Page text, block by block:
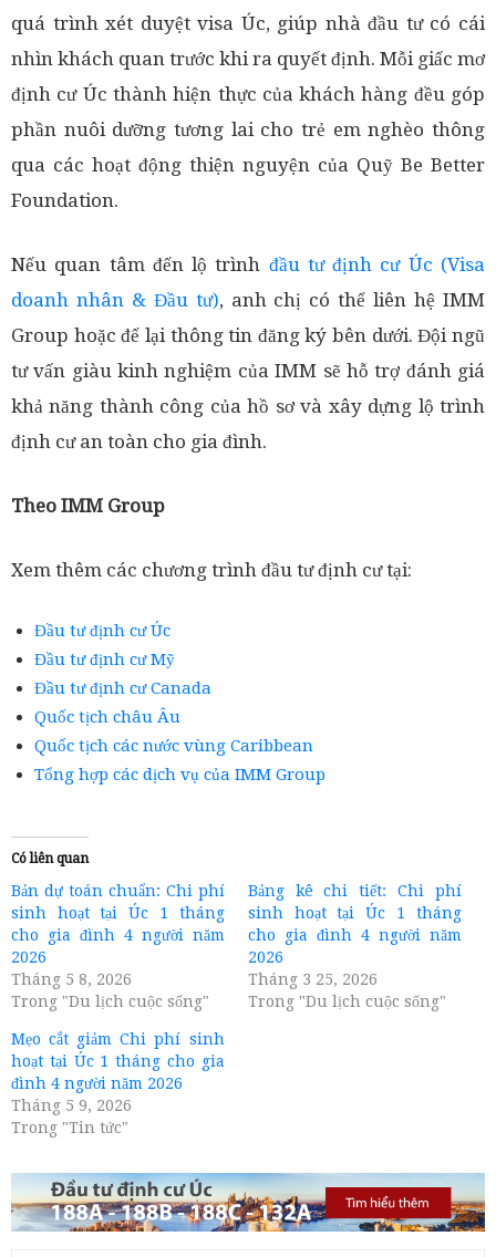
quá trình xét duyệt visa Úc, giúp nhà đầu tư có cái
nhìn khách quan trước khi ra quyết định. Mỗi giấc mơ
định cư Úc thành hiện thực của khách hàng đều góp
phần nuôi dưỡng tương lai cho trẻ em nghèo thông
qua các hoạt động thiện nguyện của Quỹ Be Better
Foundation.
Nếu quan tâm đến lộ trình đầu tư định cư Úc (Visa
doanh nhân & Đầu tư), anh chị có thể liên hệ IMM
Group hoặc để lại thông tin đăng ký bên dưới. Đội ngũ
tư vấn giàu kinh nghiệm của IMM sẽ hỗ trợ đánh giá
khả năng thành công của hồ sơ và xây dựng lộ trình
định cư an toàn cho gia đình.
Theo IMM Group
Xem thêm các chương trình đầu tư định cư tại:
Đầu tư định cư Úc
Đầu tư định cư Mỹ
Đầu tư định cư Canada
Quốc tịch châu Âu
Quốc tịch các nước vùng Caribbean
Tổng hợp các dịch vụ của IMM Group
Có liên quan
Bản dự toán chuẩn: Chi phí
sinh hoạt tại Úc 1 tháng
cho gia đình 4 người năm
2026
Tháng 5 8, 2026
Trong "Du lịch cuộc sống"
Bảng kê chi tiết: Chi phí
sinh hoạt tại Úc 1 tháng
cho gia đình 4 người năm
2026
Tháng 3 25, 2026
Trong "Du lịch cuộc sống"
Mẹo cắt giảm Chi phí sinh
hoạt tại Úc 1 tháng cho gia
đình 4 người năm 2026
Tháng 5 9, 2026
Trong "Tin tức"